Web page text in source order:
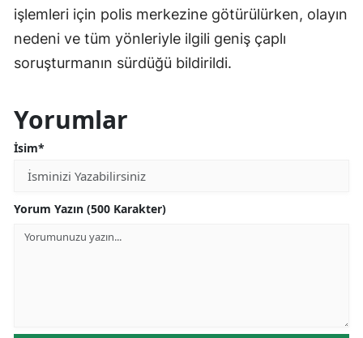
işlemleri için polis merkezine götürülürken, olayın
nedeni ve tüm yönleriyle ilgili geniş çaplı
soruşturmanın sürdüğü bildirildi.
Yorumlar
İsim*
Yorum Yazın (500 Karakter)